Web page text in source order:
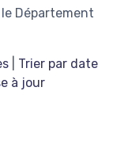
Département
Trier par date
à jour